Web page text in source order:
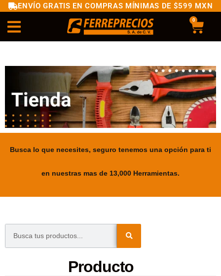
ENVÍO GRATIS EN COMPRAS MÍNIMAS DE $599 MXN
0
Busca lo que necesites, seguro tenemos una opción para ti
en nuestras mas de 13,000 Herramientas.
Producto